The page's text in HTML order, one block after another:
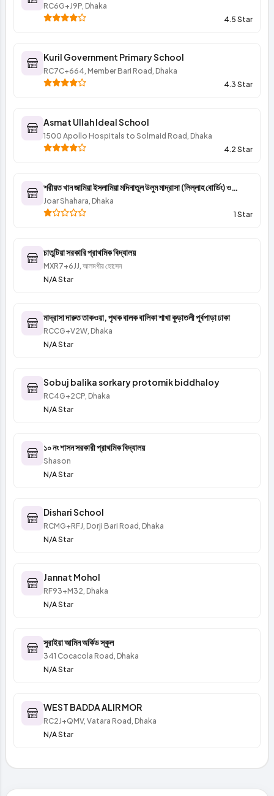
RC6G+J9P, Dhaka
4.5 Star
Kuril Government Primary School
RC7C+664, Member Bari Road, Dhaka
4.3 Star
Asmat Ullah Ideal School
1500 Apollo Hospitals to Solmaid Road, Dhaka
4.2 Star
শরীয়ত খান জামিয়া ইসলামিয়া মদিনাতুল উলুম মাদ্রাসা (লিল্লাহ বোর্ডিং) ও
এতিমখানা
Joar Shahara, Dhaka
1 Star
চাতুটিয়া সরকারি প্রাথমিক বিদ্যালয়
MXR7+6JJ, আলমগীর হোসেন
N/A Star
মাদ্রাসা দারুত তাকওয়া, পৃথক বালক বালিকা শাখা কুড়াতলী পূর্বপাড়া ঢাকা
RCCG+V2W, Dhaka
N/A Star
Sobuj balika sorkary protomik biddhaloy
RC4G+2CP, Dhaka
N/A Star
১০ নং শাসন সরকারী প্রাথমিক বিদ্যালয়
Shason
N/A Star
Dishari School
RCMG+RFJ, Dorji Bari Road, Dhaka
N/A Star
Jannat Mohol
RF93+M32, Dhaka
N/A Star
সুরাইয়া আমিন অর্কিড স্কুল
341 Cocacola Road, Dhaka
N/A Star
WEST BADDA ALIR MOR
RC2J+QMV, Vatara Road, Dhaka
N/A Star